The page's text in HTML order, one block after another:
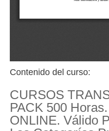
Contenido del curso:
CURSOS
PACK 500
ONLINE. Válido